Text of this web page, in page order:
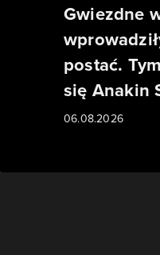
Gwiezdne
postać.
się Anakin
06.08.2026